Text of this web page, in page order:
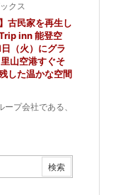
クス
古民家を再生し
inn 能登空
（火）にグラ
山空港すぐそ
した温かな空間
プ会社である、